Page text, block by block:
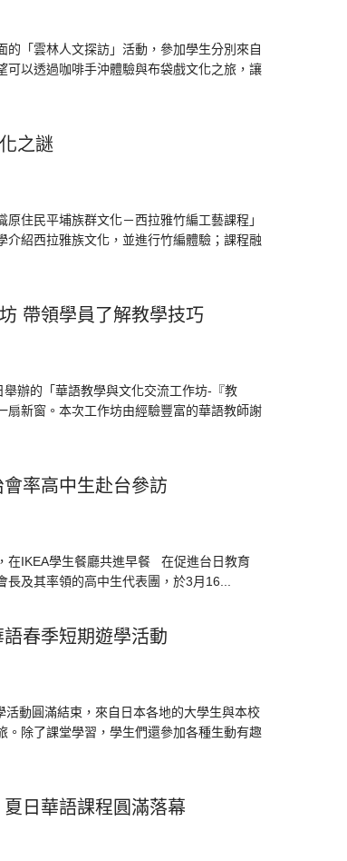
「雲林人文探訪」活動，參加學生分別來自
可以透過咖啡手沖體驗與布袋戲文化之旅，讓
之謎
住民平埔族群文化－西拉雅竹編工藝課程」
紹西拉雅族文化，並進行竹編體驗；課程融
帶領學員了解教學技巧
辦的「華語教學與文化交流工作坊-『教
新窗。本次工作坊由經驗豐富的華語教師謝
率高中生赴台參訪
在IKEA學生餐廳共進早餐 在促進台日教育
及其率領的高中生代表團，於3月16...
春季短期遊學活動
動圓滿結束，來自日本各地的大學生與本校
除了課堂學習，學生們還參加各種生動有趣
日華語課程圓滿落幕